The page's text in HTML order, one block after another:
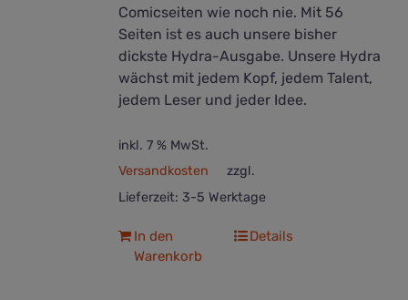
Comicseiten wie noch nie. Mit 56
Seiten ist es auch unsere bisher
dickste Hydra-Ausgabe. Unsere Hydra
wächst mit jedem Kopf, jedem Talent,
jedem Leser und jeder Idee.
inkl. 7 % MwSt.
zzgl.
Versandkosten
Lieferzeit: 3-5 Werktage
In den
Warenkorb
Details